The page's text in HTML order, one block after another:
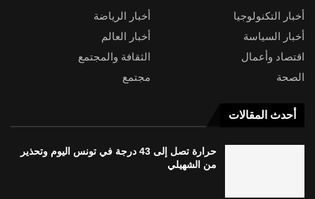
أخبار التكنولوجيا
أخبار الرياضة
أخبار السياسة
أخبار العالم
اقتصاد وأعمال
الثقافة والمجتمع
الصحة
مجتمع
أحدث المقالات
حرارة تصل إلى 43 درجة في تونس اليوم وتحذير
من الشهيلي